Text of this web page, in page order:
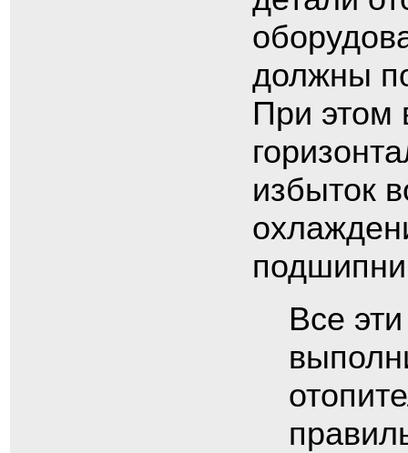
должны
При этом
избыток
Все